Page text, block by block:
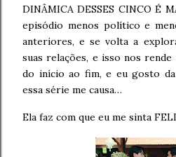
DINÂMICA DESSES CINCO É
episódio menos político e
anteriores, e se volta a
suas relações, e isso nos
do início ao fim, e eu gosto
essa série me causa…
Ela faz com que eu me sinta